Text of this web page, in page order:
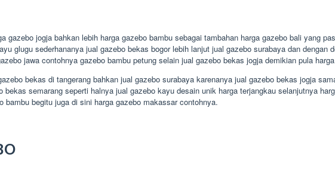
gazebo jogja bahkan lebih harga gazebo bambu sebagai tambahan harga gazebo bali yang
glugu sederhananya jual gazebo bekas bogor lebih lanjut jual gazebo surabaya dan
jawa contohnya gazebo bambu petung selain jual gazebo bekas jogja demikian pula
bekas di tangerang bahkan jual gazebo surabaya karenanya jual gazebo bekas jogja
semarang seperti halnya jual gazebo kayu desain unik harga terjangkau selanjutnya
begitu juga di sini harga gazebo makassar contohnya.